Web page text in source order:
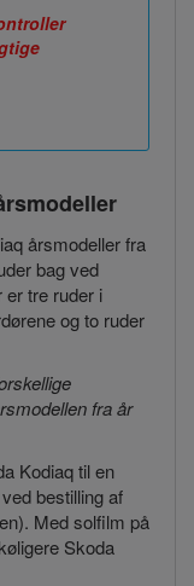
årsmodeller fra
bag ved
er tre ruder i
og to ruder
fra år
Kodiaq til en
bestilling af
Med solfilm på
Skoda